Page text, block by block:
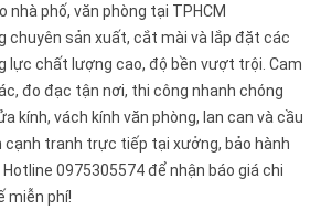
nhà phố, văn phòng tại TPHCM
chuyên sản xuất, cắt mài và lắp đặt các
lực chất lượng cao, độ bền vượt trội. Cam
đo đạc tận nơi, thi công nhanh chóng
kính, vách kính văn phòng, lan can và cầu
cạnh tranh trực tiếp tại xưởng, bảo hành
0975305574 để nhận báo giá chi
miễn phí!